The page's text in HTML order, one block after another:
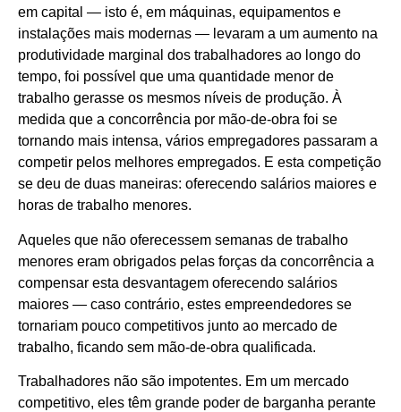
em capital — isto é, em máquinas, equipamentos e
instalações mais modernas — levaram a um aumento na
produtividade marginal dos trabalhadores ao longo do
tempo, foi possível que uma quantidade menor de
trabalho gerasse os mesmos níveis de produção. À
medida que a concorrência por mão-de-obra foi se
tornando mais intensa, vários empregadores passaram a
competir pelos melhores empregados. E esta competição
se deu de duas maneiras: oferecendo salários maiores e
horas de trabalho menores.
Aqueles que não oferecessem semanas de trabalho
menores eram obrigados pelas forças da concorrência a
compensar esta desvantagem oferecendo salários
maiores — caso contrário, estes empreendedores se
tornariam pouco competitivos junto ao mercado de
trabalho, ficando sem mão-de-obra qualificada.
Trabalhadores não são impotentes. Em um mercado
competitivo, eles têm grande poder de barganha perante